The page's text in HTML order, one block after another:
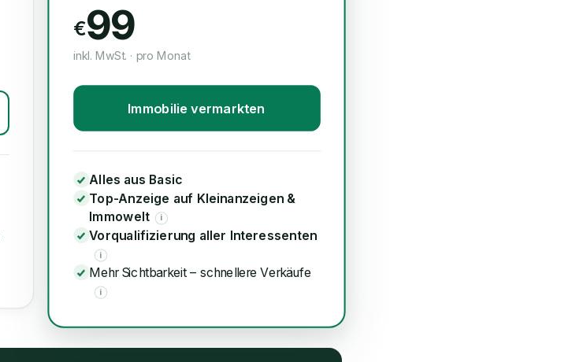
€99
inkl. MwSt. · pro Monat
Immobilie vermarkten
Alles aus Basic
Top-Anzeige auf Kleinanzeigen &
Immowelt
i
Vorqualifizierung aller Interessenten
i
Mehr Sichtbarkeit – schnellere Verkäufe
i